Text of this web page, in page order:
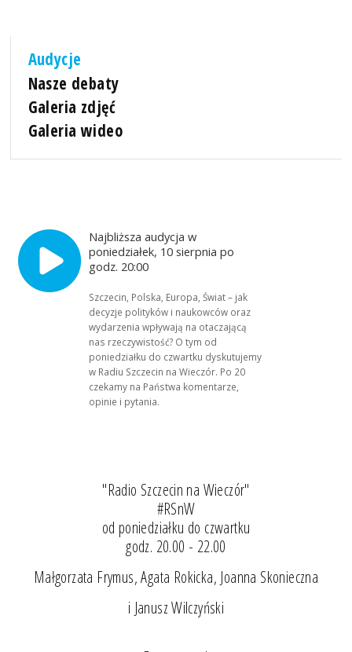
Audycje
Nasze debaty
Galeria zdjęć
Galeria wideo
Najbliższa audycja w
poniedziałek, 10 sierpnia po
godz. 20:00
Szczecin, Polska, Europa, Świat – jak
decyzje polityków i naukowców oraz
wydarzenia wpływają na otaczającą
nas rzeczywistość? O tym od
poniedziałku do czwartku dyskutujemy
w Radiu Szczecin na Wieczór. Po 20
czekamy na Państwa komentarze,
opinie i pytania.
"Radio Szczecin na Wieczór"
#RSnW
od poniedziałku do czwartku
godz. 20.00 - 22.00
Małgorzata Frymus, Agata Rokicka, Joanna Skonieczna
i Janusz Wilczyński